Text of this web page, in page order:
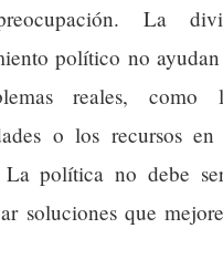
La
político no
reales,
o los recursos
La política no debe
soluciones que